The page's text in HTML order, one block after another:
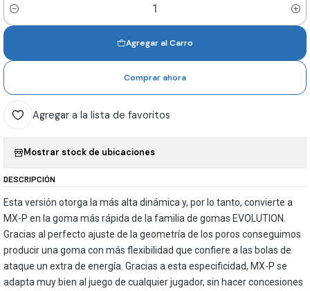
Cantidad
Agregar al Carro
Comprar ahora
Agregar a la lista de favoritos
Mostrar stock de ubicaciones
DESCRIPCIÓN
Esta versión otorga la más alta dinámica y, por lo tanto, convierte a
MX-P en la goma más rápida de la familia de gomas EVOLUTION.
Gracias al perfecto ajuste de la geometría de los poros conseguimos
producir una goma con más flexibilidad que confiere a las bolas de
ataque un extra de energía. Gracias a esta especificidad, MX-P se
adapta muy bien al juego de cualquier jugador, sin hacer concesiones